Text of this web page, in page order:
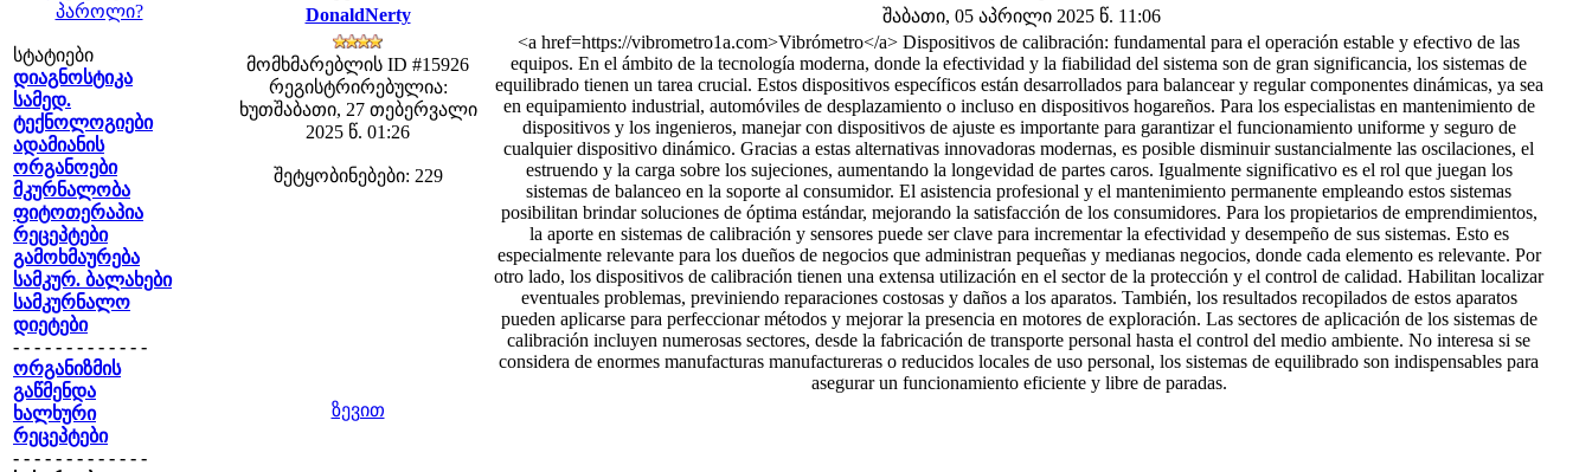
პაროლი?
სტატიები
დიაგნოსტიკა
სამედ.
ტექნოლოგიები
ადამიანის
ორგანოები
მკურნალობა
ფიტოთერაპია
რეცეპტები
გამოხმაურება
სამკურ. ბალახები
სამკურნალო
დიეტები
- - - - - - - - - - - - -
ორგანიზმის
გაწმენდა
ხალხური
რეცეპტები
- - - - - - - - - - - - -
DonaldNerty
შაბათი, 05 აპრილი 2025 წ. 11:06
მომხმარებლის ID #15926
რეგისტრირებულია:
ხუთშაბათი, 27 თებერვალი
2025 წ. 01:26
შეტყობინებები: 229
<a href=https://vibrometro1a.com>Vibrómetro</a> Dispositivos de calibración: fundamental para el operación estable y efectivo de las
equipos. En el ámbito de la tecnología moderna, donde la efectividad y la fiabilidad del sistema son de gran significancia, los sistemas de
equilibrado tienen un tarea crucial. Estos dispositivos específicos están desarrollados para balancear y regular componentes dinámicas, ya sea
en equipamiento industrial, automóviles de desplazamiento o incluso en dispositivos hogareños. Para los especialistas en mantenimiento de
dispositivos y los ingenieros, manejar con dispositivos de ajuste es importante para garantizar el funcionamiento uniforme y seguro de
cualquier dispositivo dinámico. Gracias a estas alternativas innovadoras modernas, es posible disminuir sustancialmente las oscilaciones, el
estruendo y la carga sobre los sujeciones, aumentando la longevidad de partes caros. Igualmente significativo es el rol que juegan los
sistemas de balanceo en la soporte al consumidor. El asistencia profesional y el mantenimiento permanente empleando estos sistemas
posibilitan brindar soluciones de óptima estándar, mejorando la satisfacción de los consumidores. Para los propietarios de emprendimientos,
la aporte en sistemas de calibración y sensores puede ser clave para incrementar la efectividad y desempeño de sus sistemas. Esto es
especialmente relevante para los dueños de negocios que administran pequeñas y medianas negocios, donde cada elemento es relevante. Por
otro lado, los dispositivos de calibración tienen una extensa utilización en el sector de la protección y el control de calidad. Habilitan localizar
eventuales problemas, previniendo reparaciones costosas y daños a los aparatos. También, los resultados recopilados de estos aparatos
pueden aplicarse para perfeccionar métodos y mejorar la presencia en motores de exploración. Las sectores de aplicación de los sistemas de
calibración incluyen numerosas sectores, desde la fabricación de transporte personal hasta el control del medio ambiente. No interesa si se
considera de enormes manufacturas manufactureras o reducidos locales de uso personal, los sistemas de equilibrado son indispensables para
asegurar un funcionamiento eficiente y libre de paradas.
ზევით